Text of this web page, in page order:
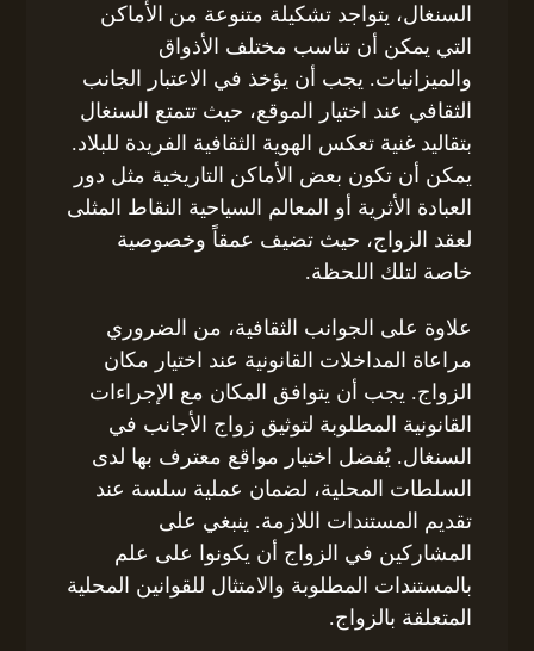
السنغال، يتواجد تشكيلة متنوعة من الأماكن
التي يمكن أن تناسب مختلف الأذواق
والميزانيات. يجب أن يؤخذ في الاعتبار الجانب
الثقافي عند اختيار الموقع، حيث تتمتع السنغال
بتقاليد غنية تعكس الهوية الثقافية الفريدة للبلاد.
يمكن أن تكون بعض الأماكن التاريخية مثل دور
العبادة الأثرية أو المعالم السياحية النقاط المثلى
لعقد الزواج، حيث تضيف عمقاً وخصوصية
خاصة لتلك اللحظة.
علاوة على الجوانب الثقافية، من الضروري
مراعاة المداخلات القانونية عند اختيار مكان
الزواج. يجب أن يتوافق المكان مع الإجراءات
القانونية المطلوبة لتوثيق زواج الأجانب في
السنغال. يُفضل اختيار مواقع معترف بها لدى
السلطات المحلية، لضمان عملية سلسة عند
تقديم المستندات اللازمة. ينبغي على
المشاركين في الزواج أن يكونوا على علم
بالمستندات المطلوبة والامتثال للقوانين المحلية
المتعلقة بالزواج.